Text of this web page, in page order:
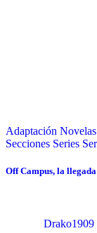
Adaptación Novelas
Secciones Series
Off Campus, la
Drako1909